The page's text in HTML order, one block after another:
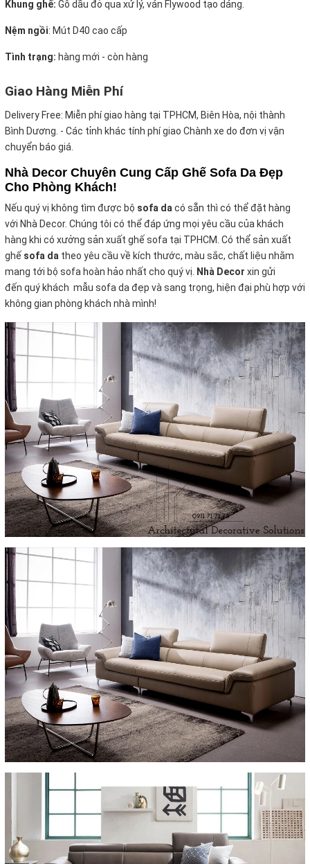
Khung ghế: Gỗ dầu đỏ qua xử lý, ván Flywood tạo dáng.
Nệm ngồi: Mút D40 cao cấp
Tình trạng: hàng mới - còn hàng
Giao Hàng Miễn Phí
Delivery Free: Miễn phí giao hàng tại TPHCM, Biên Hòa, nội thành
Bình Dương. - Các tỉnh khác tính phí giao Chành xe do đơn vị vận
chuyển báo giá.
Nhà Decor Chuyên Cung Cấp Ghế Sofa Da Đẹp
Cho Phòng Khách!
Nếu quý vị không tìm được bộ sofa dacó sẵn thì có thể đặt hàng
với Nhà Decor. Chúng tôi có thể đáp ứng mọi yêu cầu của khách
hàng khi có xưởng sản xuất ghế sofa tại TPHCM. Có thể sản xuất
ghế sofa da theo yêu cầu về kích thước, màu sắc, chất liệu nhằm
mang tới bộ sofa hoàn hảo nhất cho quý vị. Nhà Decor xin gửi
đến quý khách mẫu sofa da đẹp và sang trọng, hiện đại phù hợp với
không gian phòng khách nhà mình!